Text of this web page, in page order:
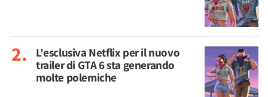
L'esclusiva Netflix per il nuovo
trailer di GTA 6 sta generando
molte polemiche